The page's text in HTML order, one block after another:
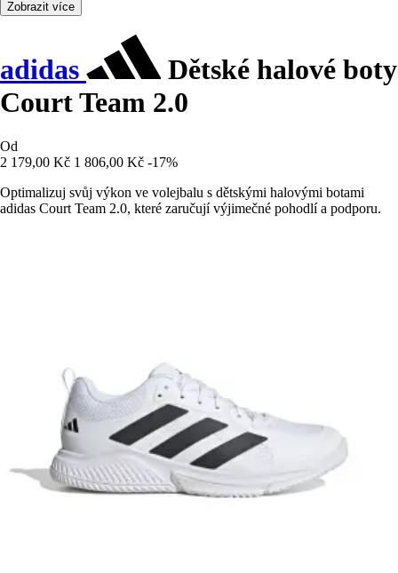
Zobrazit více
adidas
Dětské halové boty
Court Team 2.0
Od
2 179,00 Kč 1 806,00 Kč -17%
Optimalizuj svůj výkon ve volejbalu s dětskými halovými botami
adidas Court Team 2.0, které zaručují výjimečné pohodlí a podporu.